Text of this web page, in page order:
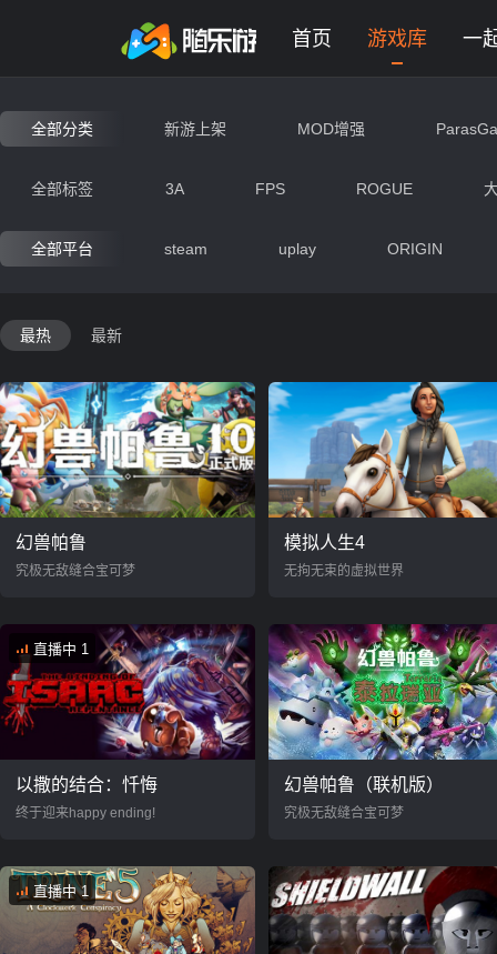
首页 游戏库 一
卡通游戏大全 - 网页版在线免
全部分类 新游上架 MOD增强
动作 射击 竞速 冒
全部标签 3A FPS ROGUE
交互艺术 经营
全部平台 steam uplay ORIGIN
最热 最新
幻兽帕鲁
究极无敌缝合宝可梦
模拟人生4
无拘无束的虚拟世界
以撒的结合：忏悔
终于迎来happy ending!
直播中 1
幻兽帕鲁（联机版）
究极无敌缝合宝可梦
直播中 1